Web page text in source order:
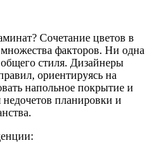
Сочетание цветов в
множества факторов. Ни одна
стиля. Дизайнеры
ориентируясь на
напольное покрытие и
недочетов планировки и